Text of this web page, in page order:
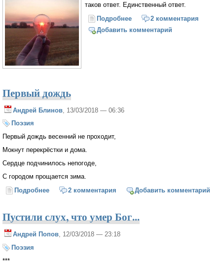
таков ответ. Единственный ответ.
Подробнее о Единственный ответ
2 комментария
Добавить комментарий
Первый дождь
Андрей Блинов , 13/03/2018 — 06:36
Поэзия
Первый дождь весенний не проходит,
Мокнут перекрёстки и дома.
Сердце подчинилось непогоде,
С городом прощается зима.
Подробнее о Первый дождь
2 комментария Добавить комментарий
Пустили слух, что умер Бог...
Андрей Попов, 12/03/2018 — 23:18
Поэзия
***